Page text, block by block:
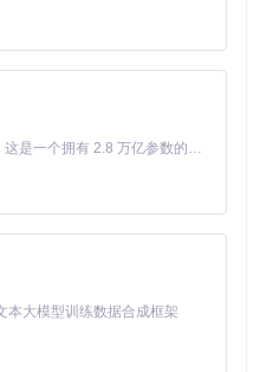
现收益最大化
悉市场规律，需要高级分析
性优势
Kimi K3 是Kimi能力最强的模型：这是一个拥有 2.8 万亿参数的混合专家（MoE）模型，具备原生视觉理解能力，并支持 100 万 token 的上下文窗口。
本大模型训练数据合成框架